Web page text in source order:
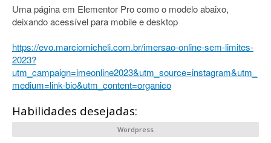
Uma página em Elementor Pro como o modelo abaixo,
deixando acessível para mobile e desktop
https://evo.marciomicheli.com.br/imersao-online-sem-limites-
2023?
utm_campaign=imeonline2023&utm_source=instagram&utm_
medium=link-bio&utm_content=organico
Habilidades desejadas:
Wordpress